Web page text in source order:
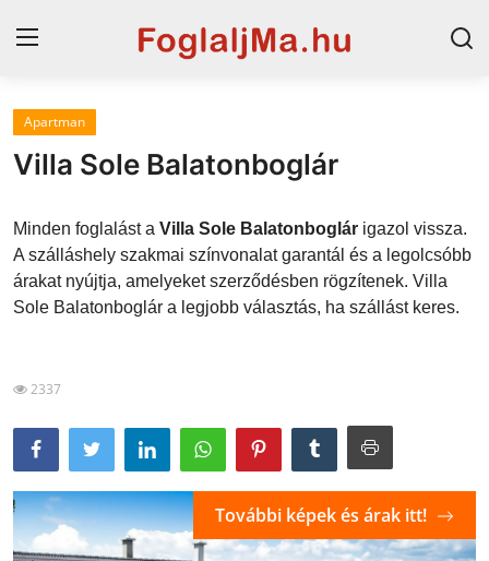
Magyarország
Szállások a Balatonon
Horvátország
Szállások Hajdúszoboszlón
Apartman
Villa Sole Balatonboglár
Minden foglalást a Villa Sole Balatonboglár igazol vissza.
A szálláshely szakmai színvonalat garantál és a legolcsóbb
árakat nyújtja, amelyeket szerződésben rögzítenek. Villa
Sole Balatonboglár a legjobb választás, ha szállást keres.
2337
További képek és árak itt!